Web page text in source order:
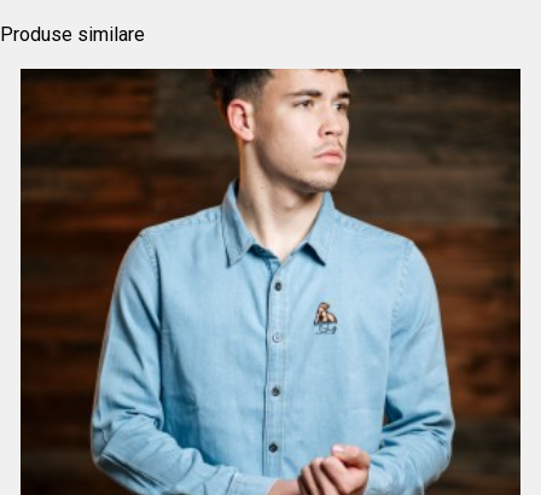
Produse similare